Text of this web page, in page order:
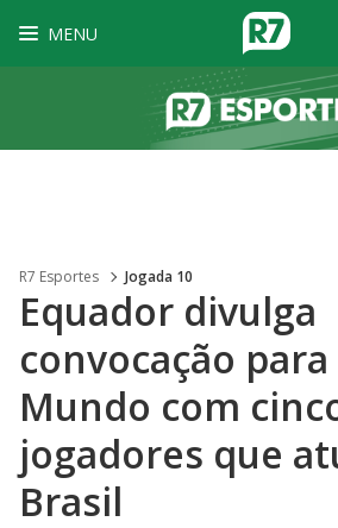
MENU
R7 Esportes Jogada 10
Equador divulga
convocação para
Mundo com
jogadores que
Brasil